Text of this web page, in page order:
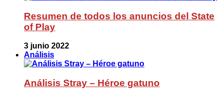
Resumen de todos los anuncios del State
of Play
3 junio 2022
Análisis
Análisis Stray – Héroe gatuno